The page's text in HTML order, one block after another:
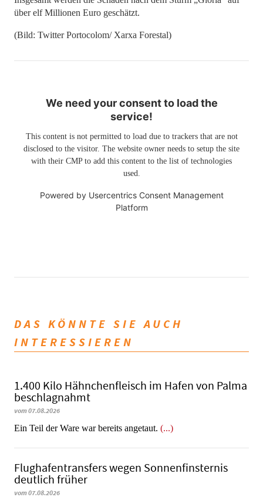
über elf Millionen Euro geschätzt.
(Bild: Twitter Portocolom/ Xarxa Forestal)
We need your consent to load the
service!
This content is not permitted to load due to trackers that are not
disclosed to the visitor. The website owner needs to setup the site
with their CMP to add this content to the list of technologies
used.
Powered by Usercentrics Consent Management
Platform
DAS KÖNNTE SIE AUCH
INTERESSIEREN
1.400 Kilo Hähnchenfleisch im Hafen von Palma
beschlagnahmt
vom 07.08.2026
​​​​​​​Ein Teil der Ware war bereits angetaut. (...)
Flughafentransfers wegen Sonnenfinsternis
deutlich früher
vom 07.08.2026